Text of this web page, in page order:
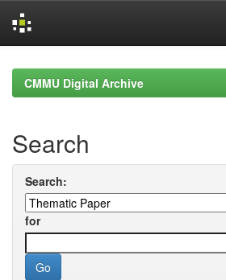
navigationCMMU Digital Archive
Search
Search:
for